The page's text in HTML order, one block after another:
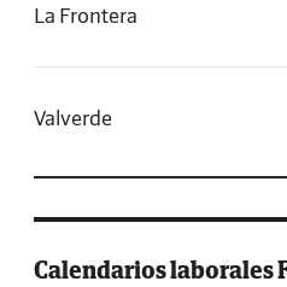
La Frontera
Valverde
Calendarios laborales